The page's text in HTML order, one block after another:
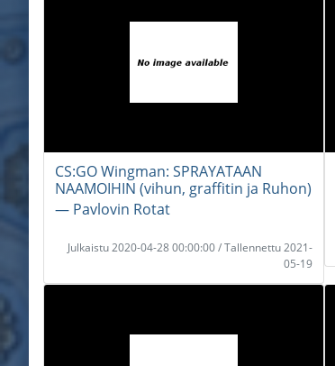
CS:GO Wingman: SPRAYATAAN
NAAMOIHIN (vihun, graffitin ja Ruhon)
― Pavlovin Rotat
Julkaistu 2020-04-28 00:00:00 / Tallennettu 2021-
05-19